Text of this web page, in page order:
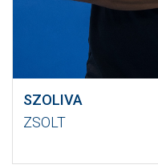
SZOLIVA
ZSOLT